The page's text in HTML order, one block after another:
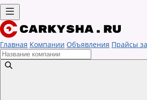
Главная Компании Объявления Прайсы